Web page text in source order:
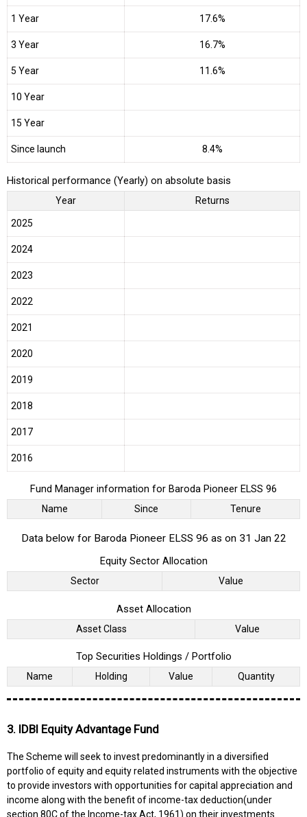
1 Year 17.6%
3 Year 16.7%
5 Year 11.6%
10 Year
15 Year
Since launch 8.4%
Historical performance (Yearly) on absolute basis
Year Returns
2025
2024
2023
2022
2021
2020
2019
2018
2017
2016
Fund Manager information for Baroda Pioneer ELSS 96
Name Since Tenure
Data below for Baroda Pioneer ELSS 96 as on 31 Jan 22
Equity Sector Allocation
Sector Value
Asset Allocation
Asset Class Value
Top Securities Holdings / Portfolio
Name Holding Value Quantity
3. IDBI Equity Advantage Fund
The Scheme will seek to invest predominantly in a diversified
portfolio of equity and equity related instruments with the objective
to provide investors with opportunities for capital appreciation and
income along with the benefit of income-tax deduction(under
section 80C of the Income-tax Act, 1961) on their investments.